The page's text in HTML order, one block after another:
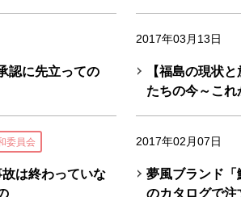
認に先立っての
2017年03月13日
【福島の現状
たちの今～こ
委員会
は終わっていな
2017年02月07日
夢風ブランド
のカタログで注